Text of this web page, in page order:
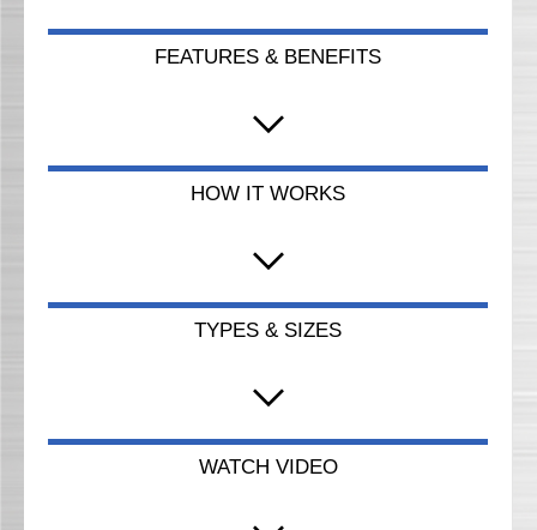
FEATURES & BENEFITS
HOW IT WORKS
TYPES & SIZES
WATCH VIDEO